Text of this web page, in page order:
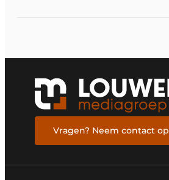
Vragen? Neem contact op